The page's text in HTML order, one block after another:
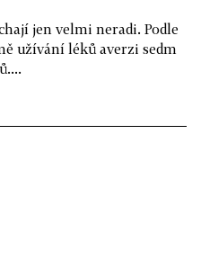
jen velmi neradi. Podle
užívání léků averzi sedm